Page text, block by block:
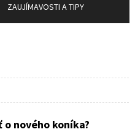
ZAUJÍMAVOSTI A TIPY
o nového koníka?